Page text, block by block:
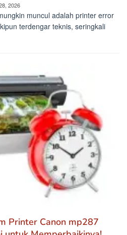
2026
muncul adalah printer error
terdengar teknis, seringkali
Printer Canon mp287